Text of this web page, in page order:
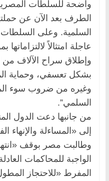
واضحة للسلطات
الطرف بعد الآن عن
السلمية. وعلى السلطات
عاجلة امتثالاً
وإطلاق سراح الآلاف من
بشكل تعسفي، وحماية
وغيره من ضروب سوء
السلمي”.
من جانبها دعت الدول
إلى «المساءلة والإنهاء
وطالبت مصر بوقف
الواجبة للمحاكمات
المفرط «للاحتجاز